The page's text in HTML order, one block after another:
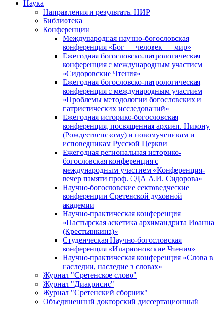
Наука
Направления и результаты НИР
Библиотека
Конференции
Международная научно-богословская
конференция «Бог — человек — мир»
Ежегодная богословско-патрологическая
конференция с международным участием
«Сидоровские Чтения»
Ежегодная богословско-патрологическая
конференция с международным участием
«Проблемы методологии богословских и
патристических исследований»
Ежегодная историко-богословская
конференция, посвященная архиеп. Никону
(Рождественскому) и новомученикам и
исповедникам Русской Церкви
Ежегодная региональная историко-
богословская конференция с
международным участием «Конференция-
вечер памяти проф. СДА А.И. Сидорова»
Научно-богословские сектоведческие
конференции Сретенской духовной
академии
Научно-практическая конференция
«Пастырская аскетика архимандрита Иоанна
(Крестьянкина)»
Студенческая Научно-богословская
конференция «Иларионовские Чтения»
Научно-практическая конференция «Cлова в
наследии, наследие в словах»
Журнал "Сретенское слово"
Журнал "Диакрисис"
Журнал "Сретенский сборник"
Объединенный докторский диссертационный